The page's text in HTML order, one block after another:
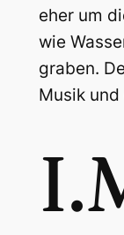
eher um
wie
graben.
Musik